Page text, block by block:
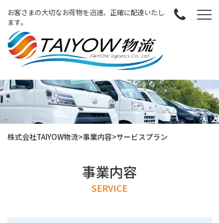
お客さまの大切なお荷物を迅速、正確に配達いたし
ます。
株式会社TAIYOW物流>事業内容>サービスプラン
事業内容
SERVICE